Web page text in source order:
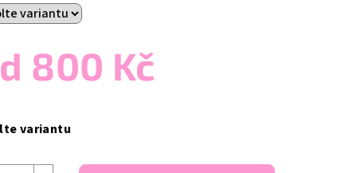
800 Kč
variantu